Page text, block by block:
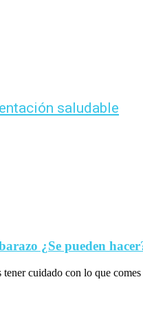
saludable
¿Se pueden
tener cuidado con lo que